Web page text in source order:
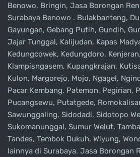
Benowo, Bringin, Jasa Borongan
Surabaya Benowo . Bulakbanteng,
Gayungan, Gebang Putih, Gundih,
Jajar Tunggal, Kalijudan, Kapas
Kedungcowek, Kedungdoro,
Klampisngasem, Kupangkrajan,
Kulon, Margorejo, Mojo, Ngagel,
Pacar Kembang, Patemon, Pegirian,
Pucangsewu, Putatgede,
Sawunggaling, Sidodadi, Sidotopo
Sukomanunggal, Sumur Welut,
Tandes, Tembok Dukuh, Wiyung,
lainnya di Surabaya. Jasa Borongan